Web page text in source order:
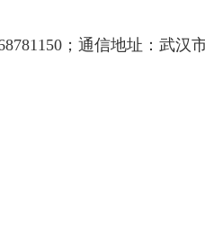
；通信地址：武汉